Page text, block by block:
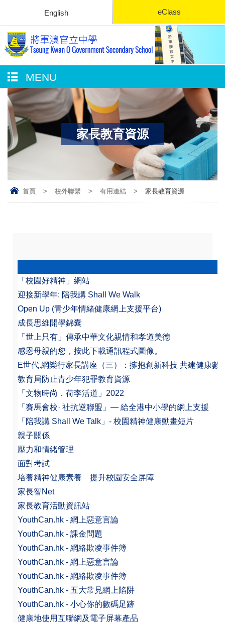
English eClass
MENU
家長教育資源
首頁 > 校外聯繫 > 有用連結 > 家長教育資源
「校園好精神」網站
迎接新學年: 陪我講 Shall We Walk
Open Up (青少年情緒健康網上支援平台)
成長思維開學錦嚢
「世上只有」傳承中華文化親情和孝道美德
感恩母親的您，按此下載通訊程式圖像。
E世代.網樂行家長講座（三）：擁抱創新科技 共建健康數
教育局防止青少年犯罪教育資源
「文物時尚．荷李活道」2022
「賽馬會校· 社抗逆聯盟」— 給全港中小學的網上支援
「陪我講 Shall We Talk」- 校園精神健康動畫短片
親子關係
壓力和情緒管理
面對考試
培養精神健康素養 提升校園安全屏障
家長智Net
家長教育活動資訊站
YouthCan.hk - 網上惡意言論
YouthCan.hk - 課金問題
YouthCan.hk - 網絡欺凌事件簿
YouthCan.hk - 網上惡意言論
YouthCan.hk - 網絡欺凌事件簿
YouthCan.hk - 五大常見網上陷阱
YouthCan.hk - 小心你的數碼足跡
健康地使用互聯網及電子屏幕產品